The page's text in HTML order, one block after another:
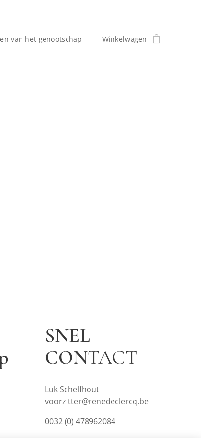
van het genootschap Winkelwagen
SNEL
CONTACT
Luk Schelfhout
voorzitter@renedeclercq.be
0032 (0) 478962084